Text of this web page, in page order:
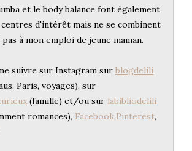
et le body balance font également
d'intérêt mais ne se combinent
à mon emploi de jeune maman.
suivre sur Instagram sur blogdelili
Paris, voyages), sur
(famille) et/ou sur labibliodelili
romances), Facebook,Pinterest,